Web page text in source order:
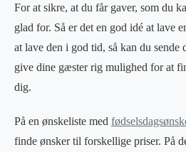
For at sikre, at du får gaver, som du
glad for. Så er det en god idé at lave
at lave den i god tid, så kan du sende
give dine gæster rig mulighed for at
dig.
På en ønskeliste med
finde ønsker til forskellige priser. På